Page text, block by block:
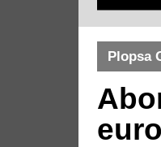
Plopsa